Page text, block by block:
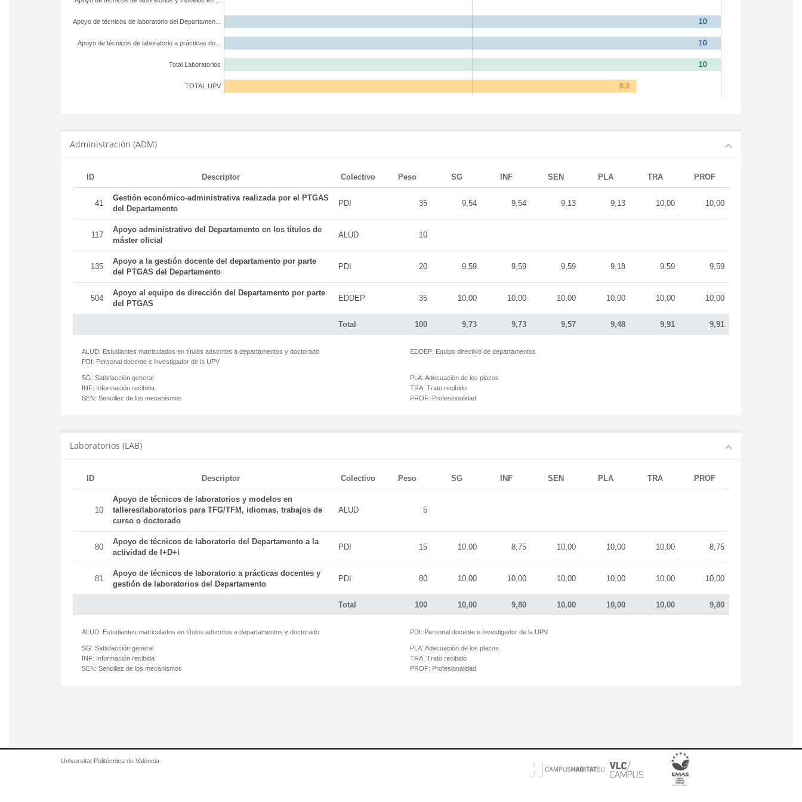
TOTAL UPV
Total Laboratorios
Apoyo de técnicos de laboratorio a prácticas do...
Apoyo de técnicos de laboratorio del Departamen...
Administración (ADM)
ID Descriptor Colectivo Peso SG INF SEN PLA TRA PROF
Total 100 9,73 9,73 9,57 9,48 9,91 9,91
41
Gestión económico-administrativa realizada por el PTGAS
del Departamento
PDI 35 9,54 9,54 9,13 9,13 10,00 10,00
117
Apoyo administrativo del Departamento en los títulos de
máster oficial
ALUD 10
135
Apoyo a la gestión docente del departamento por parte
del PTGAS del Departamento
PDI 20 9,59 9,59 9,59 9,18 9,59 9,59
504
Apoyo al equipo de dirección del Departamento por parte
del PTGAS
EDDEP 35 10,00 10,00 10,00 10,00 10,00 10,00
ALUD: Estudiantes matriculados en títulos adscritos a departamentos y doctorado
PDI: Personal docente e investigador de la UPV
EDDEP: Equipo directivo de departamentos
SG: Satisfacción general
INF: Información recibida
SEN: Sencillez de los mecanismos
PLA: Adecuación de los plazos
TRA: Trato recibido
PROF: Profesionalidad
Laboratorios (LAB)
ID Descriptor Colectivo Peso SG INF SEN PLA TRA PROF
Total 100 10,00 9,80 10,00 10,00 10,00 9,80
10
Apoyo de técnicos de laboratorios y modelos en
talleres/laboratorios para TFG/TFM, idiomas, trabajos de
curso o doctorado
ALUD 5
80
Apoyo de técnicos de laboratorio del Departamento a la
actividad de I+D+i
PDI 15 10,00 8,75 10,00 10,00 10,00 8,75
81
Apoyo de técnicos de laboratorio a prácticas docentes y
gestión de laboratorios del Departamento
PDI 80 10,00 10,00 10,00 10,00 10,00 10,00
ALUD: Estudiantes matriculados en títulos adscritos a departamentos y doctorado PDI: Personal docente e investigador de la UPV
SG: Satisfacción general
INF: Información recibida
SEN: Sencillez de los mecanismos
PLA: Adecuación de los plazos
TRA: Trato recibido
PROF: Profesionalidad
Universitat Politècnica de València